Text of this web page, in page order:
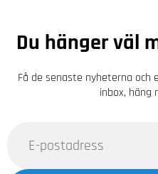
Du hänger väl
Få de senaste nyheterna och
inbox, häng